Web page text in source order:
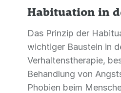
Habituation in
Das Prinzip der
wichtiger Baustein in
Verhaltenstherapie,
Behandlung von
Phobien beim